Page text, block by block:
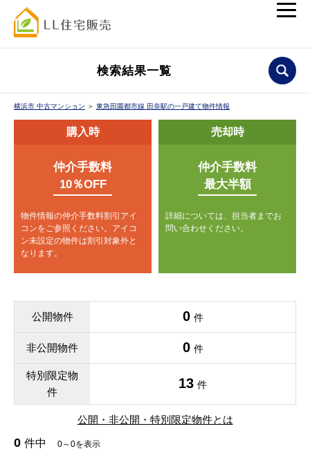
検索結果一覧
横浜市 中古マンション ＞ 東急田園都市線 田奈駅の一戸建て物件情報
購入時
仲介手数料
10％OFF
物件情報の仲介手数料割引アイ
コンをご参照ください。 アイコ
ン未設定の物件は割引対象外と
なります。
売却時
仲介手数料
最大半額
詳細については、担当者までお
問い合わせください。
公開物件 0 件
非公開物件 0 件
特別限定物
件
13 件
公開・非公開・特別限定物件とは
0 件中 0～0を表示